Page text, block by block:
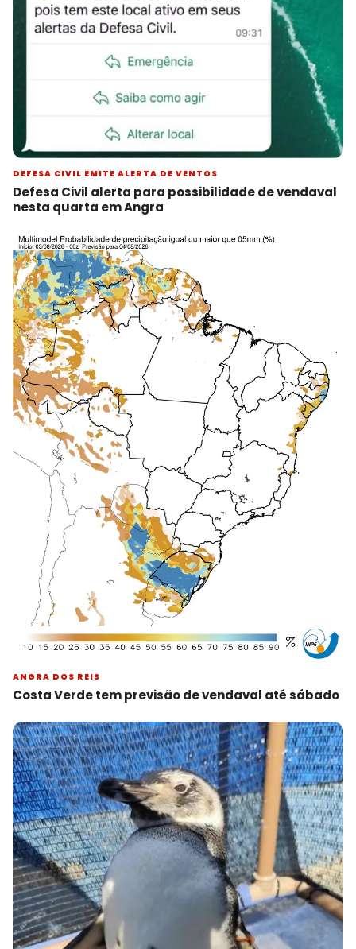
DEFESA CIVIL EMITE ALERTA DE VENTOS
Defesa Civil alerta para possibilidade de vendaval
nesta quarta em Angra
ANGRA DOS REIS
Costa Verde tem previsão de vendaval até sábado